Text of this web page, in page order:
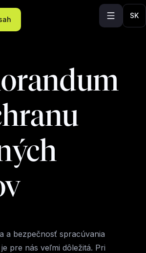
SK
a bezpečnosť spracúvania
pre nás veľmi dôležitá. Pri